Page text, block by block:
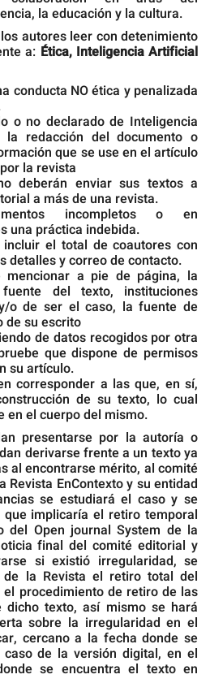
la educación y la cultura.
autores leer con detenimiento
a: Ética, Inteligencia Artificial
conducta NO ética y penalizada
o no declarado de Inteligencia
redacción del documento o
que se use en el artículo
la revista
deberán enviar sus textos a
a más de una revista.
incompletos o en
una práctica indebida.
incluir el total de coautores con
detalles y correo de contacto.
mencionar a pie de página, la
fuente del texto, instituciones
o de ser el caso, la fuente de
de su escrito
de datos recogidos por otra
que dispone de permisos
su artículo.
corresponder a las que, en sí,
de su texto, lo cual
en el cuerpo del mismo.
presentarse por la autoría o
derivarse frente a un texto ya
al encontrarse mérito, al comité
EnContexto y su entidad
se estudiará el caso y se
implicaría el retiro temporal
del Open journal System de la
final del comité editorial y
si existió irregularidad, se
la Revista el retiro total del
procedimiento de retiro de las
dicho texto, así mismo se hará
sobre la irregularidad en el
cercano a la fecha donde se
de la versión digital, en el
se encuentra el texto en